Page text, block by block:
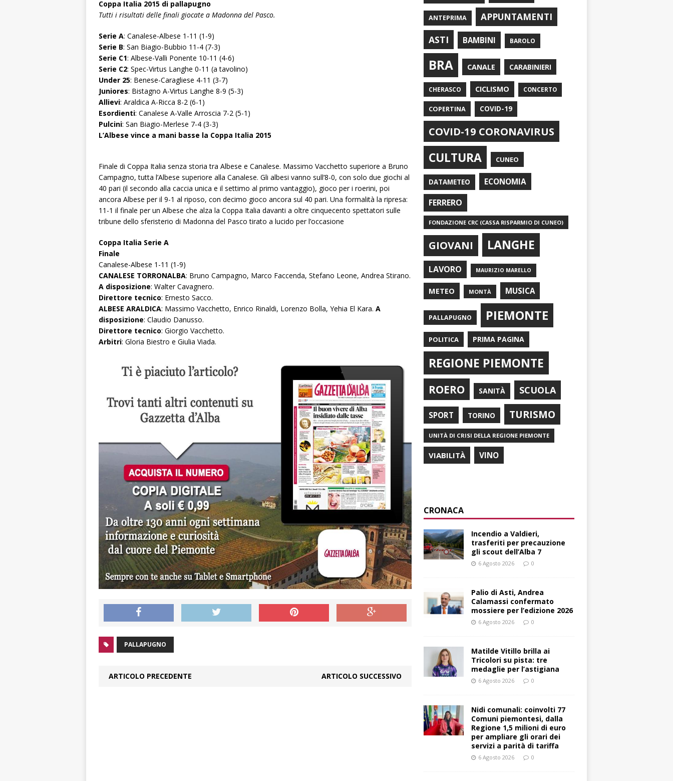
Coppa Italia 2015 di pallapugno
Tutti i risultati delle finali giocate a Madonna del Pasco.
Serie A: Canalese-Albese 1-11 (1-9)
Serie B: San Biagio-Bubbio 11-4 (7-3)
Serie C1: Albese-Valli Ponente 10-11 (4-6)
Serie C2: Spec-Virtus Langhe 0-11 (a tavolino)
Under 25: Benese-Caragliese 4-11 (3-7)
Juniores: Bistagno A-Virtus Langhe 8-9 (5-3)
Allievi: Araldica A-Ricca 8-2 (6-1)
Esordienti: Canalese A-Valle Arroscia 7-2 (5-1)
Pulcini: San Biagio-Merlese 7-4 (3-3)
L’Albese vince a mani basse la Coppa Italia 2015
Finale di Coppa Italia senza storia tra Albese e Canalese. Massimo Vacchetto superiore a Bruno
Campagno, tutta l’Albese superiore alla Canalese. Gli albesi vanno sull’8-0, con solo due giochi al
40 pari (il secondo alla caccia unica e il settimo al primo vantaggio), gioco per i roerini, poi
ancora Albese per il 9-1 al riposo, con decimo gioco ancora sul 40 pari. Una formalità la ripresa:
11-1 il finale per un Albese che alza la Coppa Italia davanti a oltre cinquecento spettatori sulle
tribune dello sferisterio di Madonna del Pasco tirato a lucido per l’occasione
Coppa Italia Serie A
Finale
Canalese-Albese 1-11 (1-9)
CANALESE TORRONALBA: Bruno Campagno, Marco Faccenda, Stefano Leone, Andrea Stirano.
A disposizione: Walter Cavagnero.
Direttore tecnico: Ernesto Sacco.
ALBESE ARALDICA: Massimo Vacchetto, Enrico Rinaldi, Lorenzo Bolla, Yehia El Kara. A
disposizione: Claudio Danusso.
Direttore tecnico: Giorgio Vacchetto.
Arbitri: Gloria Biestro e Giulia Viada.
PALLAPUGNO
ARTICOLO PRECEDENTE ARTICOLO SUCCESSIVO
ANTEPRIMA
APPUNTAMENTI
ASTI
BAMBINI BAROLO
BRA CANALE CARABINIERI
CHERASCO CICLISMO CONCERTO
COPERTINA COVID-19
COVID-19 CORONAVIRUS
CULTURA CUNEO
DATAMETEO ECONOMIA
FERRERO
FONDAZIONE CRC (CASSA RISPARMIO DI CUNEO)
GIOVANI LANGHE
LAVORO MAURIZIO MARELLO
METEO MONTÀ MUSICA
PALLAPUGNO PIEMONTE
POLITICA PRIMA PAGINA
REGIONE PIEMONTE
ROERO SANITÀ SCUOLA
SPORT TORINO TURISMO
UNITÀ DI CRISI DELLA REGIONE PIEMONTE
VIABILITÀ VINO
CRONACA
Incendio a Valdieri,
trasferiti per precauzione
gli scout dell’Alba 7
6 Agosto 2026 0
Palio di Asti, Andrea
Calamassi confermato
mossiere per l’edizione 2026
6 Agosto 2026 0
Matilde Vitillo brilla ai
Tricolori su pista: tre
medaglie per l’astigiana
6 Agosto 2026 0
Nidi comunali: coinvolti 77
Comuni piemontesi, dalla
Regione 1,5 milioni di euro
per ampliare gli orari dei
servizi a parità di tariffa
6 Agosto 2026 0